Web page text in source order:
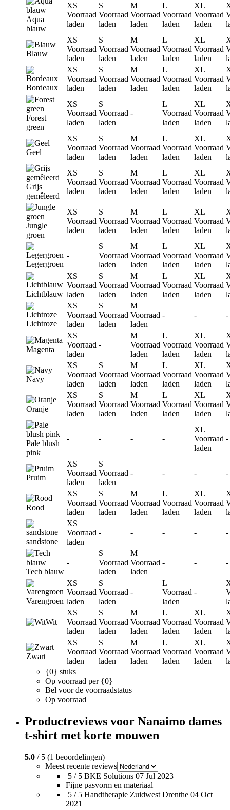
Aqua
blauw
XS
Voorraad
laden
S
Voorraad
laden
M
Voorraad
laden
L
Voorraad
laden
XL
Voorraad
laden
Blauw
XS
Voorraad
laden
S
Voorraad
laden
M
Voorraad
laden
L
Voorraad
laden
XL
Voorraad
laden
Bordeaux
XS
Voorraad
laden
S
Voorraad
laden
M
Voorraad
laden
L
Voorraad
laden
XL
Voorraad
laden
Forest
green
XS
Voorraad
laden
S
Voorraad
laden
-
L
Voorraad
laden
XL
Voorraad
laden
Geel
XS
Voorraad
laden
S
Voorraad
laden
M
Voorraad
laden
L
Voorraad
laden
XL
Voorraad
laden
Grijs
gemêleerd
XS
Voorraad
laden
S
Voorraad
laden
M
Voorraad
laden
L
Voorraad
laden
XL
Voorraad
laden
Jungle
groen
XS
Voorraad
laden
S
Voorraad
laden
M
Voorraad
laden
L
Voorraad
laden
XL
Voorraad
laden
Legergroen
-
S
Voorraad
laden
M
Voorraad
laden
L
Voorraad
laden
XL
Voorraad
laden
Lichtblauw
XS
Voorraad
laden
S
Voorraad
laden
M
Voorraad
laden
L
Voorraad
laden
XL
Voorraad
laden
Lichtroze
XS
Voorraad
laden
S
Voorraad
laden
M
Voorraad
laden
- - -
Magenta
XS
Voorraad
laden
-
M
Voorraad
laden
L
Voorraad
laden
XL
Voorraad
laden
Navy
XS
Voorraad
laden
S
Voorraad
laden
M
Voorraad
laden
L
Voorraad
laden
XL
Voorraad
laden
Oranje
XS
Voorraad
laden
S
Voorraad
laden
M
Voorraad
laden
L
Voorraad
laden
XL
Voorraad
laden
Pale blush
pink
- - - -
XL
Voorraad
laden
-
Pruim
XS
Voorraad
laden
S
Voorraad
laden
- - - -
Rood
XS
Voorraad
laden
S
Voorraad
laden
M
Voorraad
laden
L
Voorraad
laden
XL
Voorraad
laden
sandstone
XS
Voorraad
laden
- - - - -
Tech blauw
-
S
Voorraad
laden
M
Voorraad
laden
- - -
Varengroen
XS
Voorraad
laden
S
Voorraad
laden
-
L
Voorraad
laden
-
Wit
XS
Voorraad
laden
S
Voorraad
laden
M
Voorraad
laden
L
Voorraad
laden
XL
Voorraad
laden
Zwart
XS
Voorraad
laden
S
Voorraad
laden
M
Voorraad
laden
L
Voorraad
laden
XL
Voorraad
laden
{0} stuks
Op voorraad per {0}
Bel voor de voorraadstatus
Op voorraad
Productreviews voor Nanaimo dames
t-shirt met korte mouwen
5.0 / 5 (1 beoordelingen)
Meest recente reviews
5 / 5 BKE Solutions 07 Jul 2023
Fijne pasvorm en materiaal
5 / 5 Handtherapie Zuidwest Drenthe 04 Oct
2021